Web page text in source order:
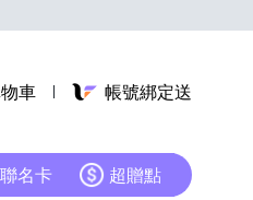
車 帳號綁定送
名卡 超贈點